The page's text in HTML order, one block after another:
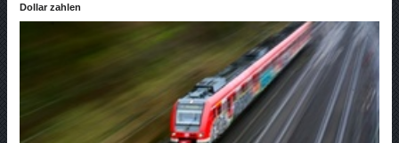
Dollar zahlen